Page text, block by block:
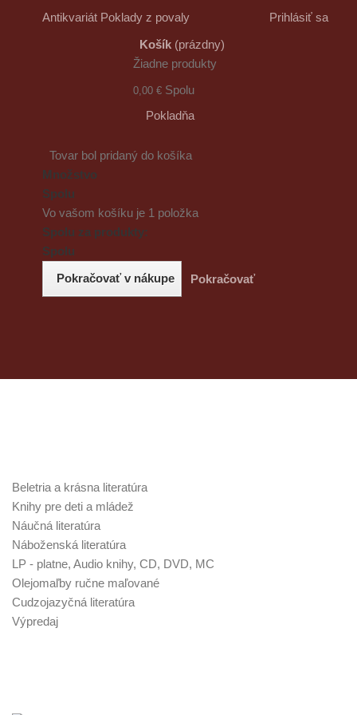
Antikvariát Poklady z povaly
Prihlásiť sa
Košík (prázdny)
Žiadne produkty
0,00 € Spolu
Pokladňa
Tovar bol pridaný do košíka
Množstvo
Spolu
Vo vašom košíku je 1 položka
Spolu za produkty:
Spolu
Pokračovať v nákupe
Pokračovať
Beletria a krásna literatúra
Knihy pre deti a mládež
Náučná literatúra
Náboženská literatúra
LP - platne, Audio knihy, CD, DVD, MC
Olejomaľby ručne maľované
Cudzojazyčná literatúra
Výpredaj